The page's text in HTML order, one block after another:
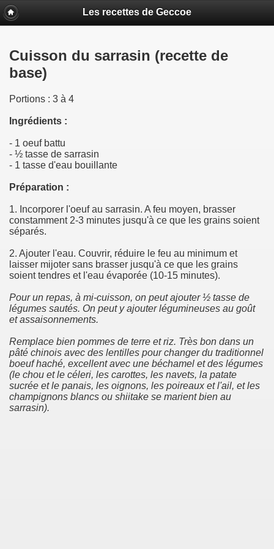
Les recettes de Geccoe
Cuisson du sarrasin (recette de
base)
Portions : 3 à 4
Ingrédients :
- 1 oeuf battu
- ½ tasse de sarrasin
- 1 tasse d'eau bouillante
Préparation :
1. Incorporer l'oeuf au sarrasin. A feu moyen, brasser
constamment 2-3 minutes jusqu'à ce que les grains soient
séparés.
2. Ajouter l'eau. Couvrir, réduire le feu au minimum et
laisser mijoter sans brasser jusqu'à ce que les grains
soient tendres et l'eau évaporée (10-15 minutes).
Pour un repas, à mi-cuisson, on peut ajouter ½ tasse de
légumes sautés. On peut y ajouter légumineuses au goût
et assaisonnements.
Remplace bien pommes de terre et riz. Très bon dans un
pâté chinois avec des lentilles pour changer du traditionnel
boeuf haché, excellent avec une béchamel et des légumes
(le chou et le céleri, les carottes, les navets, la patate
sucrée et le panais, les oignons, les poireaux et l'ail, et les
champignons blancs ou shiitake se marient bien au
sarrasin).